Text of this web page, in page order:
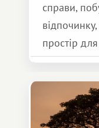
справи,
простір
зробити
особливе.
але тепле